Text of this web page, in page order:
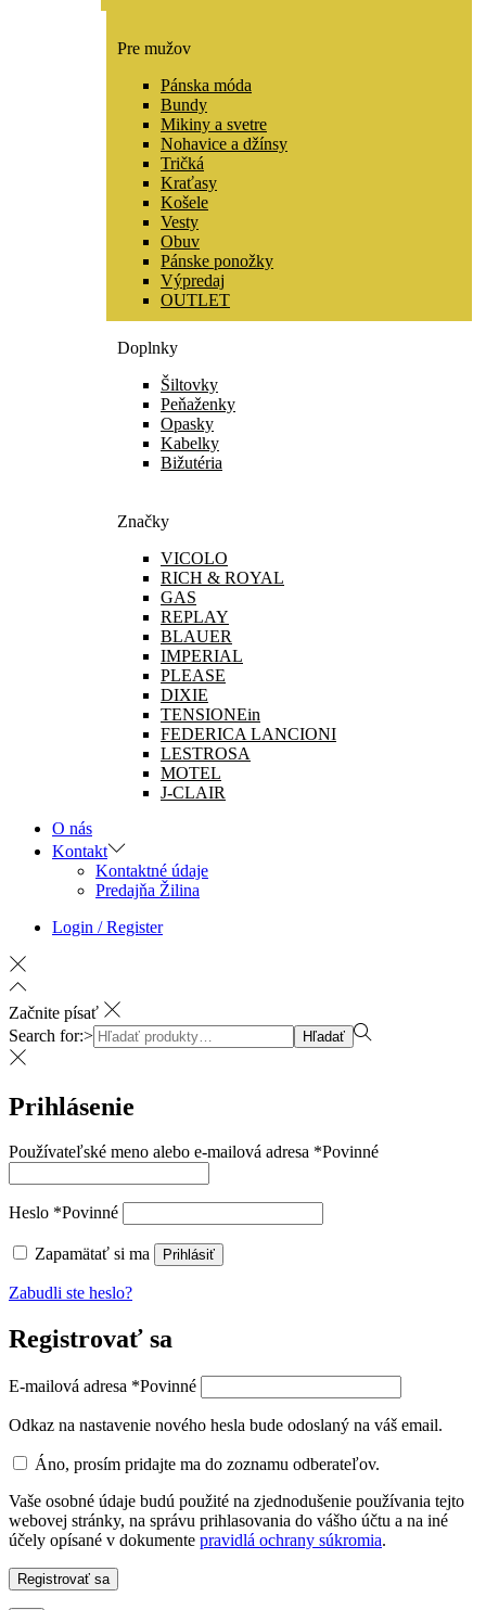
Pre mužov
Pánska móda
Bundy
Mikiny a svetre
Nohavice a džínsy
Tričká
Kraťasy
Košele
Vesty
Obuv
Pánske ponožky
Výpredaj
OUTLET
Doplnky
Šiltovky
Peňaženky
Opasky
Kabelky
Bižutéria
Značky
VICOLO
RICH & ROYAL
GAS
REPLAY
BLAUER
IMPERIAL
PLEASE
DIXIE
TENSIONEin
FEDERICA LANCIONI
LESTROSA
MOTEL
J-CLAIR
O nás
Kontakt
Kontaktné údaje
Predajňa Žilina
Login / Register
Začnite písať
Search for:>
Hľadať
Prihlásenie
Používateľské meno alebo e-mailová adresa *Povinné
Heslo *Povinné
Zapamätať si ma Prihlásiť
Zabudli ste heslo?
Registrovať sa
E-mailová adresa *Povinné
Odkaz na nastavenie nového hesla bude odoslaný na váš email.
Áno, prosím pridajte ma do zoznamu odberateľov.
Vaše osobné údaje budú použité na zjednodušenie používania tejto
webovej stránky, na správu prihlasovania do vášho účtu a na iné
účely opísané v dokumente pravidlá ochrany súkromia.
Registrovať sa